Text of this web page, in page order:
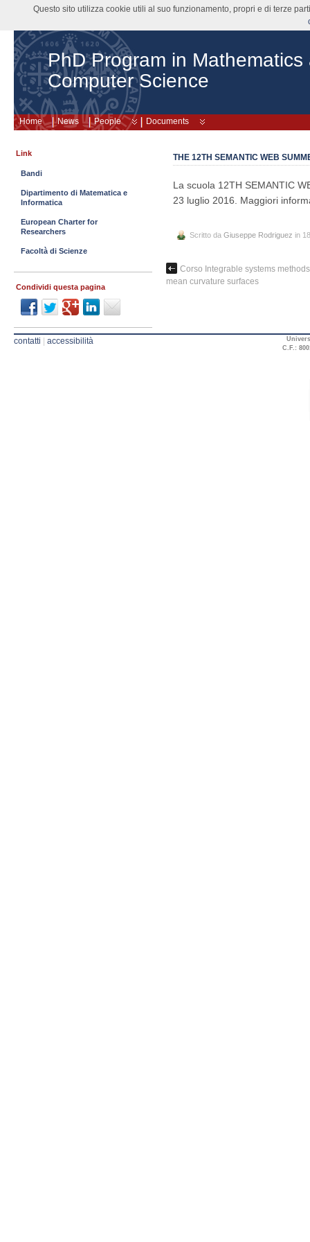
PhD Program in Mathematics
Computer Science
Home News People Documents
THE 12TH SEMANTIC WEB
La scuola 12TH SEMANTIC
23 luglio 2016. Maggiori
Scritto da Giuseppe Rodriguez in
Corso Integrable systems
mean curvature surfaces
Link
Bandi
Dipartimento di Matematica e
Informatica
European Charter for
Researchers
Facoltà di Scienze
Condividi questa pagina
contatti accessibilità
C.F.:
Questo sito utilizza cookie utili al suo funzionamento, propri e di terze